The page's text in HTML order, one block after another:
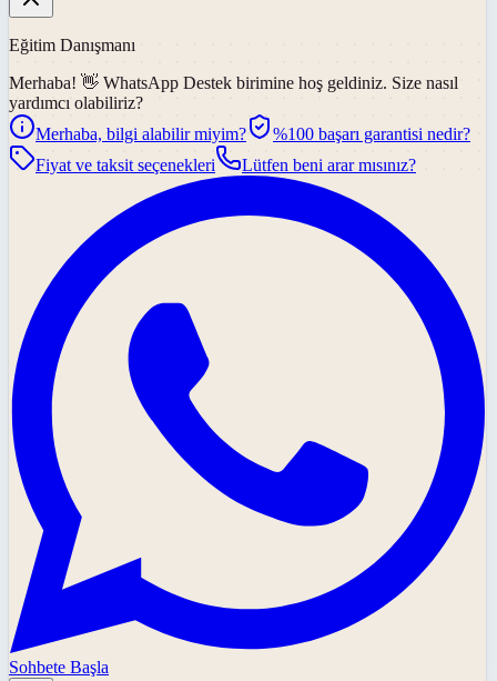
Eğitim Danışmanı
Merhaba! 👋 WhatsApp Destek birimine hoş geldiniz. Size nasıl
yardımcı olabiliriz?
Merhaba, bilgi alabilir miyim?
%100 başarı garantisi nedir?
Fiyat ve taksit seçenekleri
Lütfen beni arar mısınız?
Sohbete Başla